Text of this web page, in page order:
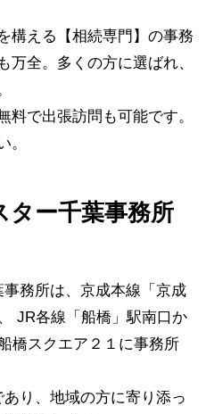
構える【相続専門】の事務
万全。多くの方に選ばれ、
料で出張訪問も可能です。
。
ター千葉事務所
務所は、京成本線「京成
JR各線「船橋」駅南口 か
橋スクエア２１に事務所
り、地域の方に寄り添っ